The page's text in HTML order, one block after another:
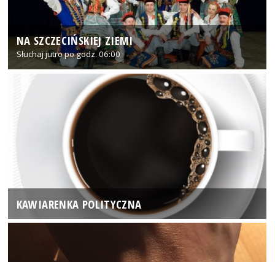
NA SZCZECIŃSKIEJ ZIEMI
Słuchaj jutro po godz. 06:00
KAWIARENKA POLITYCZNA